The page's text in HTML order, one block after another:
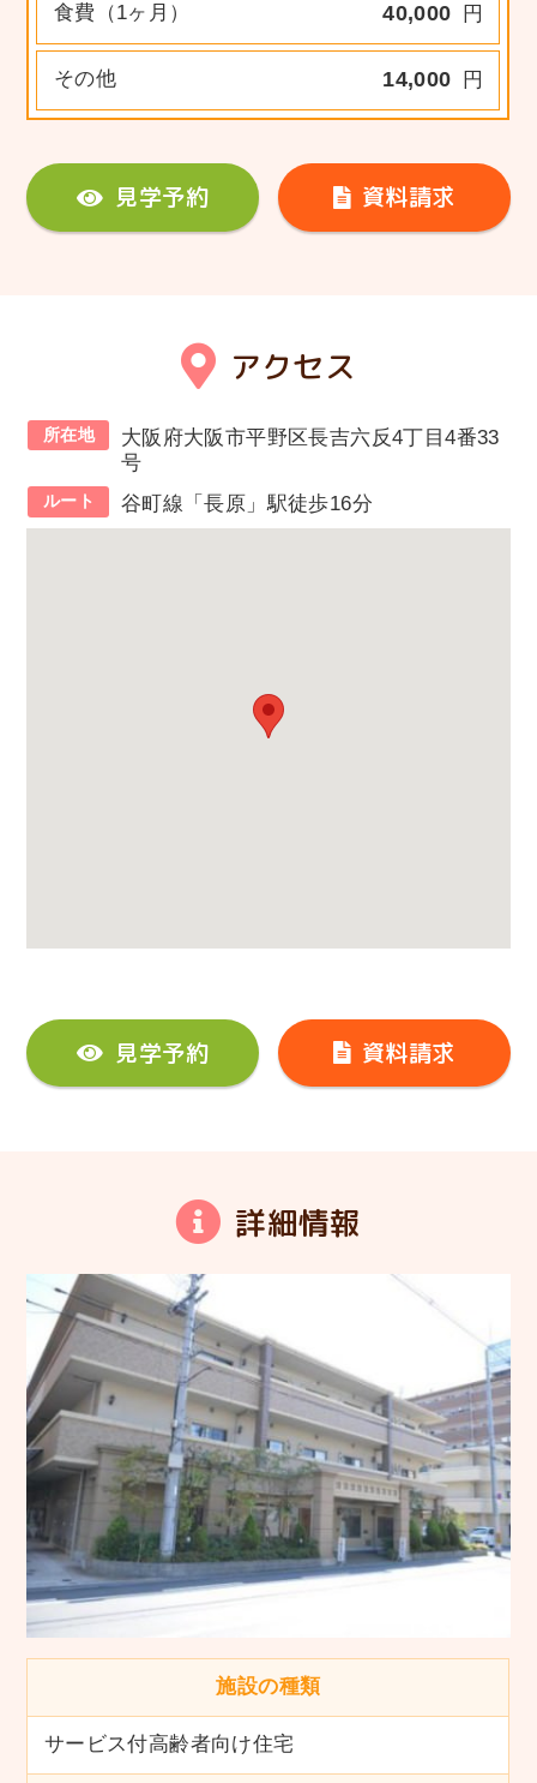
食費（1ヶ月） 40,000 円
その他 14,000 円
見学予約 資料請求
アクセス
所在地
大阪府大阪市平野区長吉六反4丁目4番33
号
ルート 谷町線「長原」駅徒歩16分
見学予約 資料請求
詳細情報
施設の種類
サービス付高齢者向け住宅